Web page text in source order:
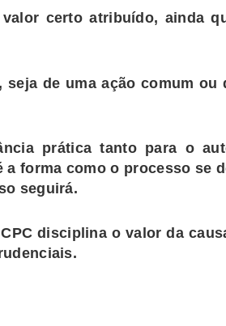
certo atribuído, ainda
, seja de uma ação comum ou
prática tanto para o
forma como o processo se
seguirá.
disciplina o valor da
.